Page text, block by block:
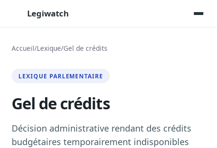
Legiwatch
Posez vos questions, réponses sourcées
Transcriptions IA
Toutes les séances AN/Sénat transcrites
Synthèses IA
Accueil/Lexique/Gel de crédits
LEXIQUE PARLEMENTAIRE
Gel de crédits
Décision administrative rendant des crédits
budgétaires temporairement indisponibles